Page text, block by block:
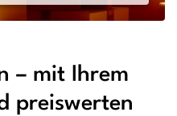
– mit Ihrem
preiswerten